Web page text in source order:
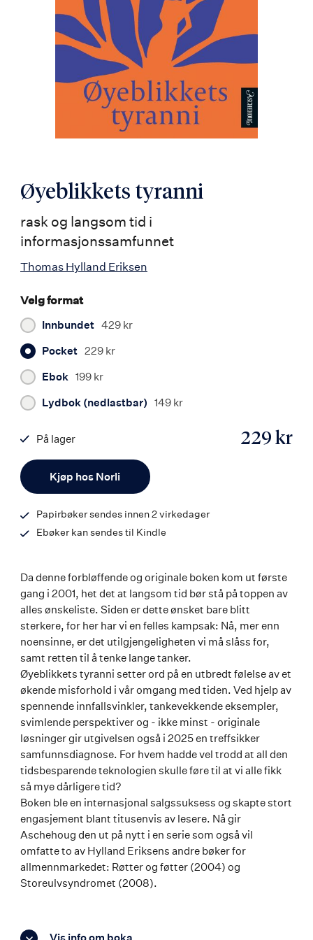
Øyeblikkets tyranni
rask og langsom tid i
informasjonssamfunnet
Thomas Hylland Eriksen
Velg format
Innbundet 429 kr
Pocket 229 kr
Ebok 199 kr
Lydbok (nedlastbar) 149 kr
Kjøp hos Norli
229 kr
På lager
9788203456657
Papirbøker sendes innen 2 virkedager
Ebøker kan sendes til Kindle
Da denne forbløffende og originale boken kom ut første
gang i 2001, het det at langsom tid bør stå på toppen av
alles ønskeliste. Siden er dette ønsket bare blitt
sterkere, for her har vi en felles kampsak: Nå, mer enn
noensinne, er det utilgjengeligheten vi må slåss for,
samt retten til å tenke lange tanker.
Øyeblikkets tyranni setter ord på en utbredt følelse av et
økende misforhold i vår omgang med tiden. Ved hjelp av
spennende innfallsvinkler, tankevekkende eksempler,
svimlende perspektiver og - ikke minst - originale
løsninger gir utgivelsen også i 2025 en treffsikker
samfunnsdiagnose. For hvem hadde vel trodd at all den
tidsbesparende teknologien skulle føre til at vi alle fikk
så mye dårligere tid?
Boken ble en internasjonal salgssuksess og skapte stort
engasjement blant titusenvis av lesere. Nå gir
Aschehoug den ut på nytt i en serie som også vil
omfatte to av Hylland Eriksens andre bøker for
allmennmarkedet: Røtter og føtter (2004) og
Storeulvsyndromet (2008).